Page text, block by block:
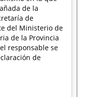
de la
de
del Ministerio de
de la Provincia
responsable se
de